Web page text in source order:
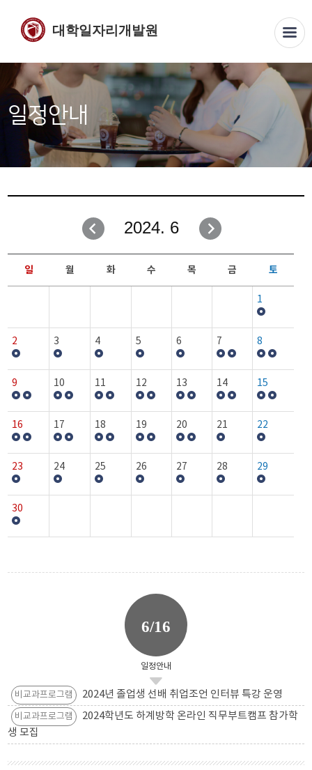
대학일자리개발원
일정안내
2024. 6
일 월 화 수 목 금 토
1
2 3 4 5 6 7 8
9 10 11 12 13 14 15
16 17 18 19 20 21 22
23 24 25 26 27 28 29
30
6/16
일정안내
비교과프로그램 2024년 졸업생 선배 취업조언 인터뷰 특강 운영
비교과프로그램
2024학년도 하계방학 온라인 직무부트캠프 참가학
생 모집